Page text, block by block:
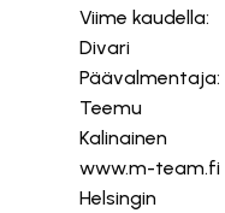
Viime kaudella:
Divari
Päävalmentaja:
Teemu
Kalinainen
www.m-team.fi
Helsingin